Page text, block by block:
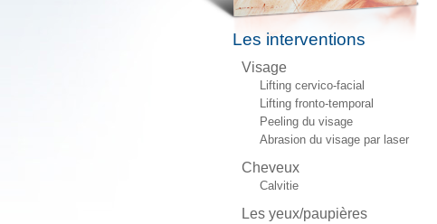
Les interventions
Visage
Lifting cervico-facial
Lifting fronto-temporal
Peeling du visage
Abrasion du visage par laser
Cheveux
Calvitie
Les yeux/paupières